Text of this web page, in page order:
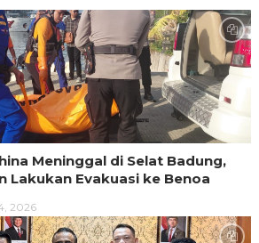
Meninggal di Selat Badung,
Lakukan Evakuasi ke Benoa
2026